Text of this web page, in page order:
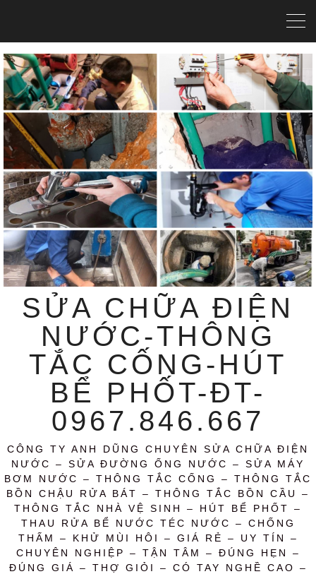
SỬA CHỮA ĐIỆN
NƯỚC-THÔNG
TẮC CỐNG-HÚT
BỂ PHỐT-ĐT-
0967.846.667
CÔNG TY ANH DŨNG CHUYÊN SỬA CHỮA ĐIỆN
NƯỚC – SỬA ĐƯỜNG ỐNG NƯỚC – SỬA MÁY
BƠM NƯỚC – THÔNG TẮC CỐNG – THÔNG TẮC
BỒN CHẬU RỬA BÁT – THÔNG TẮC BỒN CẦU –
THÔNG TẮC NHÀ VỆ SINH – HÚT BỂ PHỐT –
THAU RỬA BỂ NƯỚC TÉC NƯỚC – CHỐNG
THẤM – KHỬ MÙI HÔI – GIÁ RẺ – UY TÍN –
CHUYÊN NGHIỆP – TẬN TÂM – ĐÚNG HẸN –
ĐÚNG GIÁ – THỢ GIỎI – CÓ TAY NGHỀ CAO –